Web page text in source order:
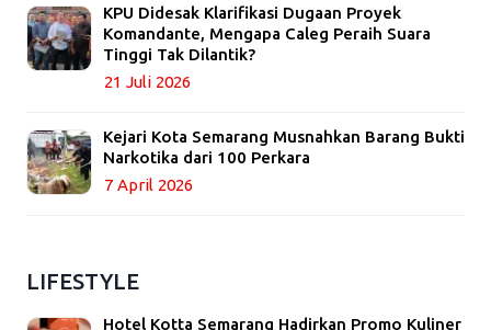
KPU Didesak Klarifikasi Dugaan Proyek
Komandante, Mengapa Caleg Peraih Suara
Tinggi Tak Dilantik?
21 Juli 2026
Kejari Kota Semarang Musnahkan Barang Bukti
Narkotika dari 100 Perkara
7 April 2026
LIFESTYLE
Hotel Kotta Semarang Hadirkan Promo Kuliner